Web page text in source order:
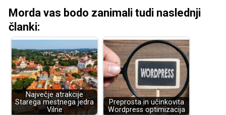
Morda vas bodo zanimali tudi naslednji
članki:
Največje atrakcije
Starega mestnega jedra
Vilne
Preprosta in učinkovita
Wordpress optimizacija